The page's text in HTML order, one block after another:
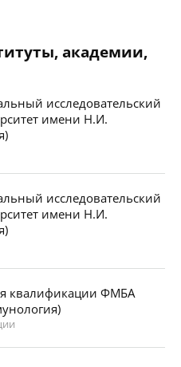
академии,
исследовательский
имени Н.И.
исследовательский
имени Н.И.
квалификации ФМБА